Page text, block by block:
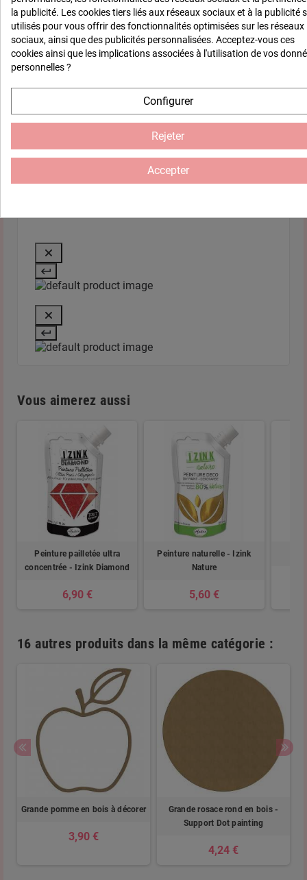
Basé sur 1 avis soumis à un
contrôle
Voir tous les avis sur ce site
5 étoiles
1
4étoiles
0
1étoile 0
Avis du29/10/2024 , suite à
expérience du17/10/2024
Utile (0) Signaler
Vous aimerez aussi
Peinture pailletée ultra
concentrée - Izink Diamond
6,90 €
Peinture naturelle - Izink
Nature
5,60 €
16 autres produits dans la même catégorie :
Grande pomme en bois à décorer
3,90 €
Grande rosace rond en bois -
Support Dot painting
4,24 €
la publicité. Les cookies tiers liés aux réseaux sociaux et à la publicité
utilisés pour vous offrir des fonctionnalités optimisées sur les réseaux
sociaux, ainsi que des publicités personnalisées. Acceptez-vous ces
cookies ainsi que les implications associées à l'utilisation de vos
personnelles ?
Configurer
Rejeter
Accepter